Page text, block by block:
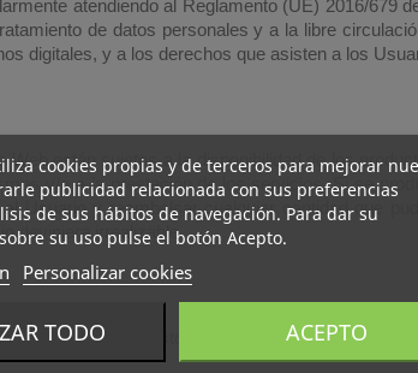
atendiendo al Reglamento (UE) 2016/679
de datos personales y a la libre
digitales, y a los derechos que asisten a los
están sujetos a la disponibilidad de los
y/o a la prestación de los servicios. Si se
Usuario y reembolsar cualquier cantidad que
deviniera irrealizable.
los impuestos, salvo que por exigencia
cookies propias y de terceros para mejorar
publicidad relacionada con sus preferencias
de sus hábitos de navegación. Para dar su
su uso pulse el botón Acepto.
Personalizar cookies
TODO ACEPTO